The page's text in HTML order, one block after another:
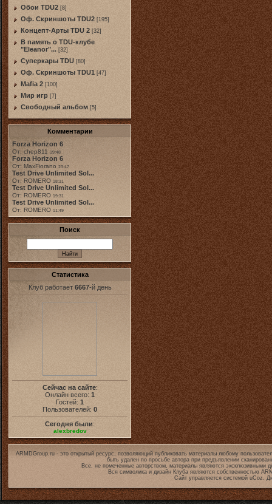
Обои TDU2 [8]
Оф. Скриншоты TDU2 [195]
Концепт-Арты TDU 2 [32]
В память о TDU-клубе
"Eleanor"... [32]
Суперкары TDU [80]
Оф. Скриншоты TDU1 [47]
Mafia 2 [100]
Мир игр [7]
Свободный альбом [5]
Комментарии
Forza Horizon 6
От: chep811 19:48
Forza Horizon 6
От: MaxFiorano 23:47
Test Drive Unlimited Sol...
От: ROMERO 18:31
Test Drive Unlimited Sol...
От: ROMERO 19:31
Test Drive Unlimited Sol...
От: ROMERO 11:49
Поиск
Статистика
Клуб работает 6667-й день
Сейчас на сайте:
Онлайн всего: 1
Гостей: 1
Пользователей: 0
Сегодня были:
alexbredov
ARMDGroup.ru - это открытый ресурс, позволяющий публиковать материалы любому
быть удален по просьбе автора при предъявлении
Все, не помеченные авторством, материалы являются эксклюзивными
Вся символика и дизайн Клуба являются собственностью
Сайт управляется системой uCoz.